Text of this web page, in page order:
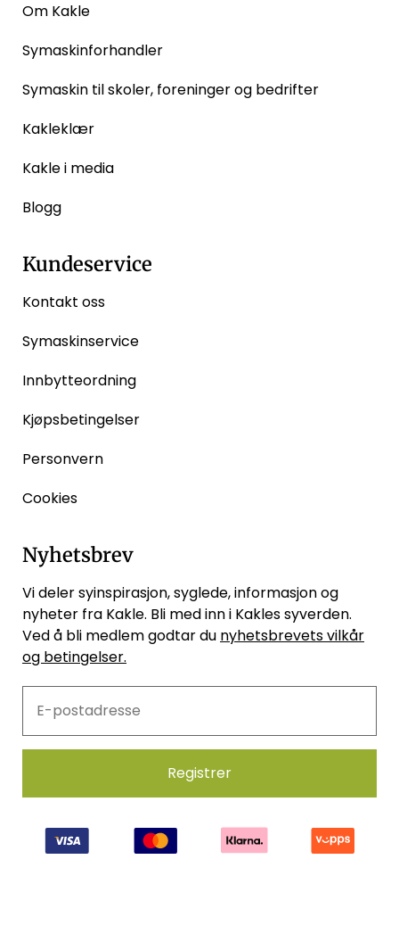
Om Kakle
Symaskinforhandler
Symaskin til skoler, foreninger og bedrifter
Kakleklær
Kakle i media
Blogg
Kundeservice
Kontakt oss
Symaskinservice
Innbytteordning
Kjøpsbetingelser
Personvern
Cookies
Nyhetsbrev
Vi deler syinspirasjon, syglede, informasjon og
nyheter fra Kakle. Bli med inn i Kakles syverden.
Ved å bli medlem godtar du nyhetsbrevets vilkår
og betingelser.